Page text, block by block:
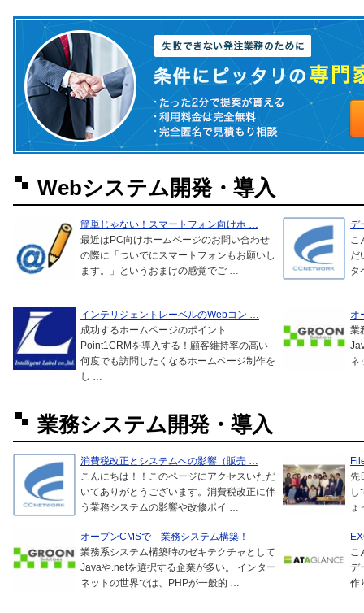
Webシステム開発・導入
簡単じゃない！スマートフォン向けホ …
最近はPC向けホームページのお問い合わせ
の際に「ついでにスマートフォンもお願いし
ます。」というおまけの感覚でご …
デ
こ
だ
タ
インテリジェントレーベルのWebコン …
成功するホームページのポイント
Point1CRMを導入する！顧客維持率の高い
何度でも訪問したくなるホームページ制作を
し …
オ
業
ネ
業務システム開発・導入
消費税改正とシステムへの影響（販売 …
こんにちは！！このページにアクセスいただ
いてありがとうございます。消費税改正に伴
う業務システムの影響や改修ポイ …
先
し
ょ
オープンCMSで 業務システム構築！
業務系システム構築時のゼキテクチャとして
Javaや.netを選択する企業が多い。 インター
ネットの世界では、PHPが一般的 …
こ
デ
作